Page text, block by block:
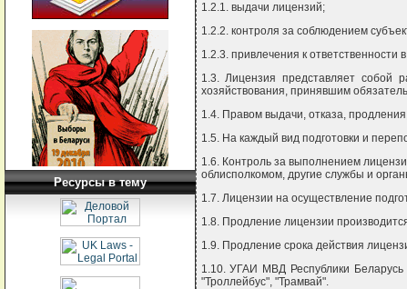
Ресурсы в тему
1.2.1. выдачи лицензий;
1.2.2. контроля за соблюдением
1.2.3. привлечения к ответственности
1.3. Лицензия представляет собой
хозяйствования, принявшим
1.4. Правом выдачи, отказа,
1.5. На каждый вид подготовки и
1.6. Контроль за выполнением
облисполкомом, другие службы и
1.7. Лицензии на осуществление
1.8. Продление лицензии
1.9. Продление срока действия
1.10. УГАИ МВД Республики Беларусь
"Троллейбус", "Трамвай".